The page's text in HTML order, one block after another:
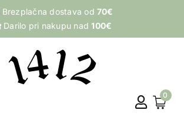
Brezplačna dostava od70€
Darilo pri nakupu nad100€
0